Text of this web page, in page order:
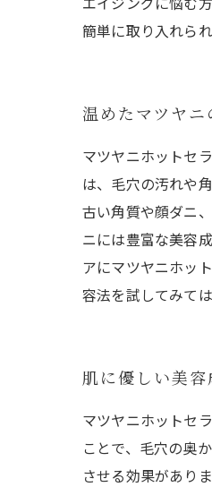
簡単に取り入れら
温めたマツヤ
マツヤニホットセ
は、毛穴の汚れや
古い角質や顔ダニ
ニには豊富な美容
アにマツヤニホッ
容法を試してみて
肌に優しい美
マツヤニホットセ
ことで、毛穴の奥
させる効果があり